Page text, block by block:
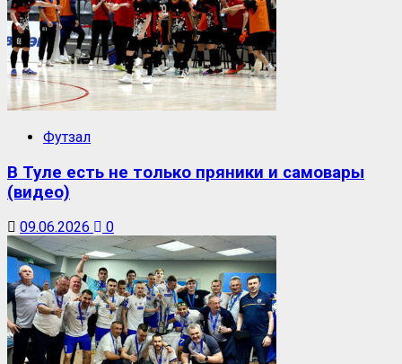
Футзал
В Туле есть не только пряники и самовары
(видео)
09.06.2026 0